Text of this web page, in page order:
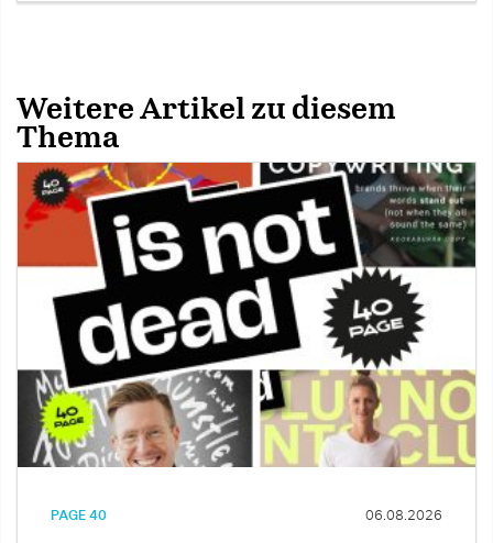
Weitere Artikel zu diesem
Thema
PAGE 40 06.08.2026